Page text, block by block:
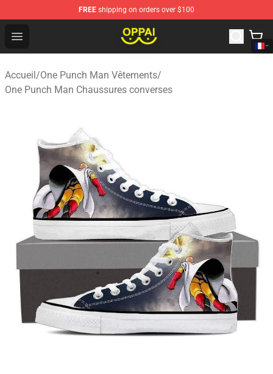
FREE shipping on orders over $100
Open menu
Oppai Store - Official Oppai Merchandise Shop
Accueil/One Punch Man Vêtements/
One Punch Man Chaussures converses